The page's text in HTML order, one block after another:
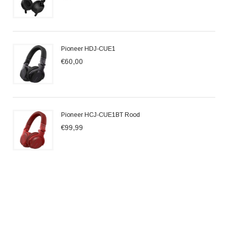
Pioneer HDJ-CUE1
€60,00
Pioneer HCJ-CUE1BT Rood
€99,99